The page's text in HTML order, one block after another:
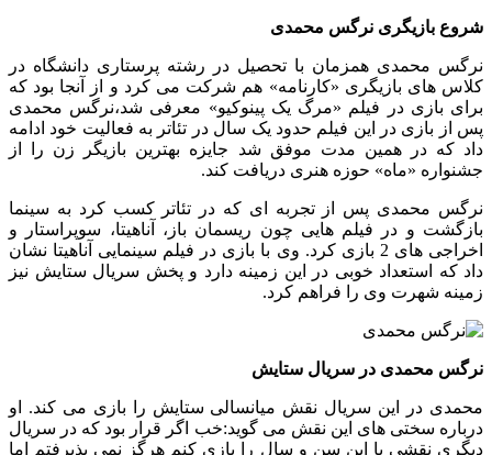
شروع بازیگری نرگس محمدی
نرگس محمدی همزمان با تحصیل در رشته پرستاری دانشگاه در
کلاس های بازیگری «کارنامه» هم شرکت می کرد و از آنجا بود که
برای بازی در فیلم «مرگ یک پینوکیو» معرفی شد،نرگس محمدی
پس از بازی در این فیلم حدود یک سال در تئاتر به فعالیت خود ادامه
داد که در همین مدت موفق شد جایزه بهترین بازیگر زن را از
جشنواره «ماه» حوزه هنری دریافت کند.
نرگس محمدی پس از تجربه ای که در تئاتر کسب کرد به سینما
بازگشت و در فیلم هایی چون ریسمان باز، آناهیتا، سوپراستار و
اخراجی های 2 بازی کرد. وی با بازی در فیلم سینمایی آناهیتا نشان
داد که استعداد خوبی در این زمینه دارد و پخش سریال ستایش نیز
زمینه شهرت وی را فراهم کرد.
نرگس محمدی در سریال ستایش
محمدی در این سریال نقش میانسالی ستایش را بازی می کند. او
درباره سختی های این نقش می گوید:خب اگر قرار بود که در سریال
دیگری نقشی با این سن و سال را بازی کنم هرگز نمی پذیرفتم اما